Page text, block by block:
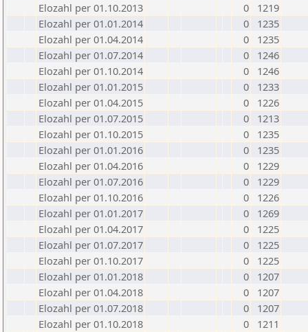
Elozahl per 01.10.2013
0
1219
Elozahl per 01.01.2014
0
1235
Elozahl per 01.04.2014
0
1235
Elozahl per 01.07.2014
0
1246
Elozahl per 01.10.2014
0
1246
Elozahl per 01.01.2015
0
1233
Elozahl per 01.04.2015
0
1226
Elozahl per 01.07.2015
0
1213
Elozahl per 01.10.2015
0
1235
Elozahl per 01.01.2016
0
1235
Elozahl per 01.04.2016
0
1229
Elozahl per 01.07.2016
0
1229
Elozahl per 01.10.2016
0
1226
Elozahl per 01.01.2017
0
1269
Elozahl per 01.04.2017
0
1225
Elozahl per 01.07.2017
0
1225
Elozahl per 01.10.2017
0
1225
Elozahl per 01.01.2018
0
1207
Elozahl per 01.04.2018
0
1207
Elozahl per 01.07.2018
0
1207
Elozahl per 01.10.2018
0
1211